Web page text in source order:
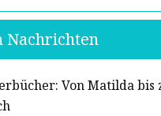
Nachrichten
Von Matilda bis